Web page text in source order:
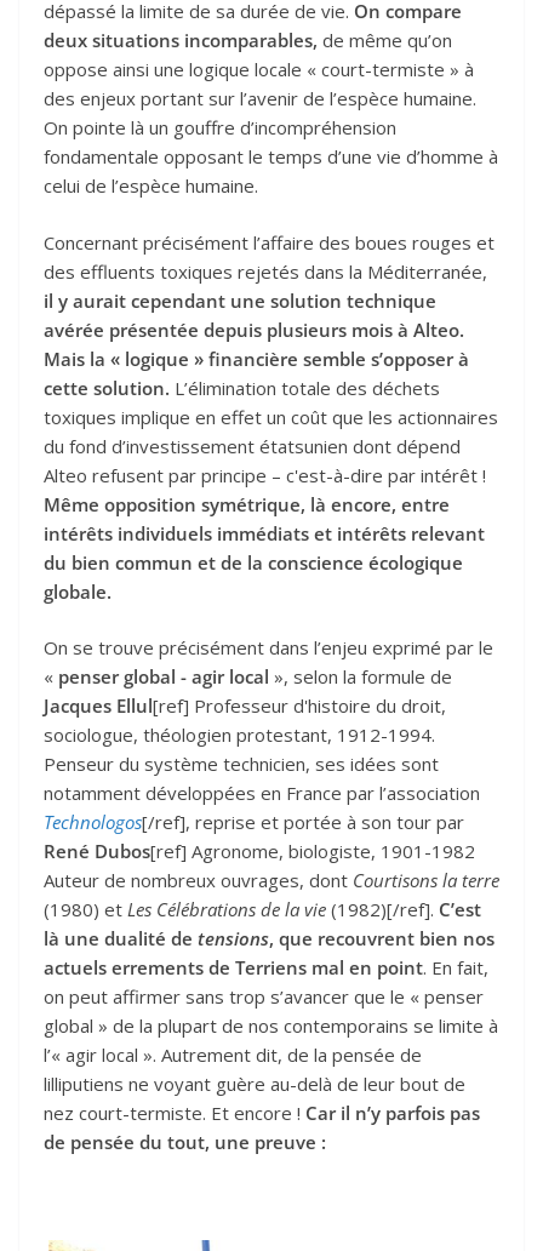
dépassé la limite de sa durée de vie. On compare
deux situations incomparables, de même qu’on
oppose ainsi une logique locale « court-termiste » à
des enjeux portant sur l’avenir de l’espèce humaine.
On pointe là un gouffre d’incompréhension
fondamentale opposant le temps d’une vie d’homme à
celui de l’espèce humaine.
Concernant précisément l’affaire des boues rouges et
des effluents toxiques rejetés dans la Méditerranée,
il y aurait cependant une solution technique
avérée présentée depuis plusieurs mois à Alteo.
Mais la « logique » financière semble s’opposer à
cette solution. L’élimination totale des déchets
toxiques implique en effet un coût que les actionnaires
du fond d’investissement étatsunien dont dépend
Alteo refusent par principe – c'est-à-dire par intérêt !
Même opposition symétrique, là encore, entre
intérêts individuels immédiats et intérêts relevant
du bien commun et de la conscience écologique
globale.
On se trouve précisément dans l’enjeu exprimé par le
« penser global - agir local », selon la formule de
Jacques Ellul[ref] Professeur d'histoire du droit,
sociologue, théologien protestant, 1912-1994.
Penseur du système technicien, ses idées sont
notamment développées en France par l’association
Technologos[/ref], reprise et portée à son tour par
René Dubos[ref] Agronome, biologiste, 1901-1982
Auteur de nombreux ouvrages, dont Courtisons la terre
(1980) et Les Célébrations de la vie (1982)[/ref]. C’est
là une dualité de tensions, que recouvrent bien nos
actuels errements de Terriens mal en point. En fait,
on peut affirmer sans trop s’avancer que le « penser
global » de la plupart de nos contemporains se limite à
l’« agir local ». Autrement dit, de la pensée de
lilliputiens ne voyant guère au-delà de leur bout de
nez court-termiste. Et encore ! Car il n’y parfois pas
de pensée du tout, une preuve :